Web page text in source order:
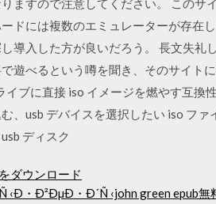
ドには複数のエミュレーターが存在
導入した方が良いだろう。 長文失
遊べるという噂を聞き、そのサイト
イブに直接 iso イメージを燃やす互
、usb デバイスを選択したい iso フ
ディスク
ダウンロード
・Ð²ÐµÐ・Ð´Ñ ‹john green epub無